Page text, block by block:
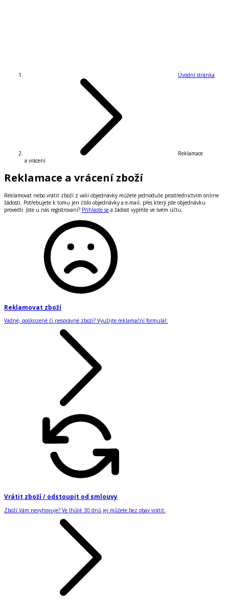
Úvodní stránka
Reklamace
a vrácení
Reklamace a vrácení zboží
Reklamovat nebo vrátit zboží z vaší objednávky můžete jednoduše prostřednictvím online
žádosti. Potřebujete k tomu jen číslo objednávky a e-mail, přes který jste objednávku
provedli. Jste u nás registrovaní? Přihlaste se a žádost vyplňte ve svém účtu.
Reklamovat zboží
Vadné, poškozené či nesprávné zboží? Využijte reklamační formulář.
Vrátit zboží / odstoupit od smlouvy
Zboží Vám nevyhovuje? Ve lhůtě 30 dnů jej můžete bez obav vrátit.